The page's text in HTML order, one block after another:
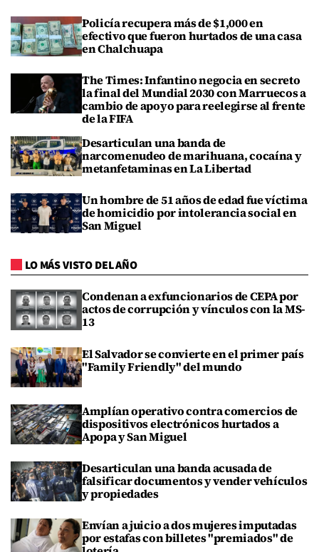
Policía recupera más de $1,000 en
efectivo que fueron hurtados de una casa
en Chalchuapa
The Times: Infantino negocia en secreto
la final del Mundial 2030 con Marruecos a
cambio de apoyo para reelegirse al frente
de la FIFA
Desarticulan una banda de
narcomenudeo de marihuana, cocaína y
metanfetaminas en La Libertad
Un hombre de 51 años de edad fue víctima
de homicidio por intolerancia social en
San Miguel
LO MÁS VISTO DEL AÑO
Condenan a exfuncionarios de CEPA por
actos de corrupción y vínculos con la MS-
13
El Salvador se convierte en el primer país
"Family Friendly" del mundo
Amplían operativo contra comercios de
dispositivos electrónicos hurtados a
Apopa y San Miguel
Desarticulan una banda acusada de
falsificar documentos y vender vehículos
y propiedades
Envían a juicio a dos mujeres imputadas
por estafas con billetes "premiados" de